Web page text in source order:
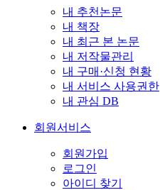
내 추천논문
내 책장
내 최근 본 논문
내 저작물관리
내 구매·신청 현황
내 서비스 사용권한
내 관심 DB
회원서비스
회원가입
로그인
아이디 찾기